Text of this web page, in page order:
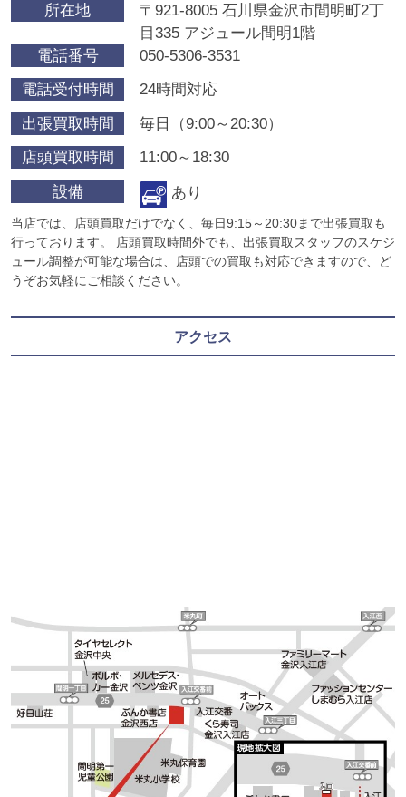
所在地
〒921-8005 石川県金沢市間明町2丁
目335 アジュール間明1階
電話番号
050-5306-3531
電話受付時間
24時間対応
出張買取時間
毎日（9:00～20:30）
店頭買取時間
11:00～18:30
設備
あり
当店では、店頭買取だけでなく、毎日9:15～20:30まで出張買取も
行っております。 店頭買取時間外でも、出張買取スタッフのスケジ
ュール調整が可能な場合は、店頭での買取も対応できますので、ど
うぞお気軽にご相談ください。
アクセス